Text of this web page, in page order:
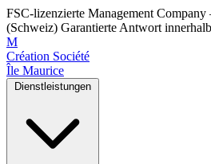
FSC-lizenzierte Management
(Schweiz) Garantierte Antwort
M
Création Société
Île Maurice